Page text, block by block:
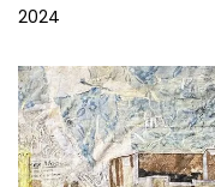
2024